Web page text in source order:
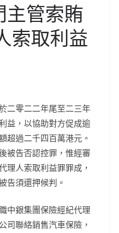
主管索賄
索取利益
二零二二年尾至二三年
益，以協助對方促成逾
超過二千四百萬港元。
被告否認控罪，惟經審
理人索取利益罪罪成，
告須還押候判。
中銀集團保險經紀代理
司聯絡銷售汽車保險，